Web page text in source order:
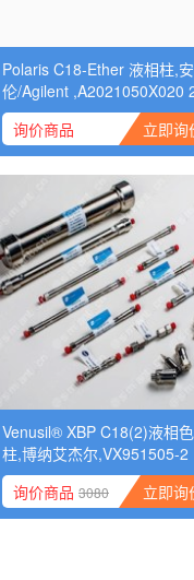
Polaris C18-Ether 液相柱,安捷
伦/Agilent ,A2021050X020
x 30 x3
询价商品 立即询